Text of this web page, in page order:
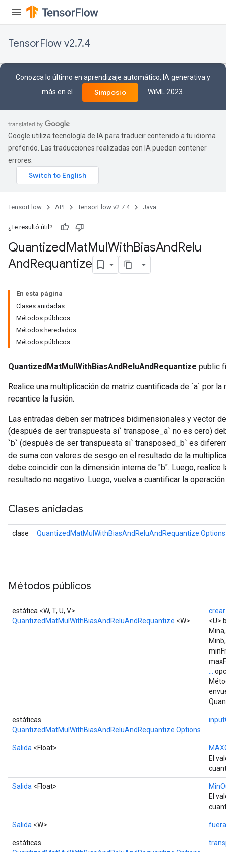
TensorFlow v2.7.4
Conozca lo último en aprendizaje automático, IA generativa y
más en el
Simposio WiML 2023.
Google utiliza tecnología de IA para traducir contenido a tu idioma
preferido. Las traducciones realizadas con IA pueden contener
errores.
TensorFlow API TensorFlow v2.7.4 Java
¿Te resultó útil?
QuantizedMatMulWithBiasAndRelu
AndRequantize
En esta página
Clases anidadas
Métodos públicos
Métodos heredados
Métodos públicos
QuantizedMatMulWithBiasAndReluAndRequantize public
Realice una multiplicación de matriz cuantificada de `a` por
recantice la fusión.
Las entradas deben ser matrices bidimensionales y vector
(después de ser transpuesta si` transpose_a` no es cero)
`b` (después de ser transpuesta si` transposed_b` es
de suma con valores de sesgo en el resultado de la
debe coincidir con la dimensión interna de "b". Luego, realice
resultado no negativo. Luego, vuelva a cuantificar la
Clases anidadas
clase QuantizedMatMulWithBiasAndReluAndRequantize.Options
Métodos públicos
estática <W, T, U, V>
QuantizedMatMulWithBiasAndReluAndRequantize <W>
crear
<U>
estáticas
QuantizedMatMulWithBiasAndReluAndRequantize.Options
Salida <Float>
El
Salida <Float>
El
Salida <W> fuera
estáticas